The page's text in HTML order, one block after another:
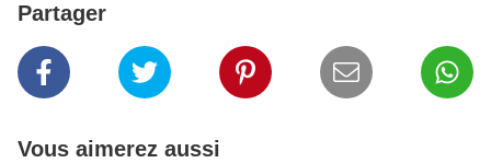
Partager
Vous aimerez aussi